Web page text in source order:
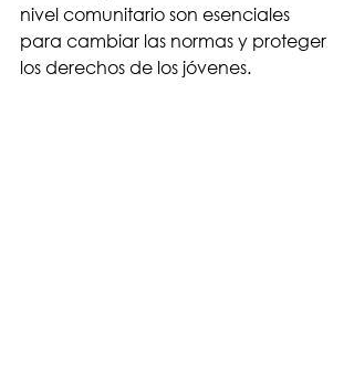
nivel comunitario son esenciales
para cambiar las normas y proteger
los derechos de los jóvenes.